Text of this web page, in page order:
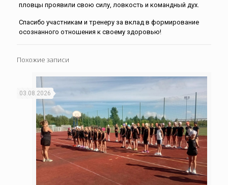
пловцы проявили свою силу, ловкость и командный дух.
Спасибо участникам и тренеру за вклад в формирование
осознанного отношения к своему здоровью!
Похожие записи
03.08.2026